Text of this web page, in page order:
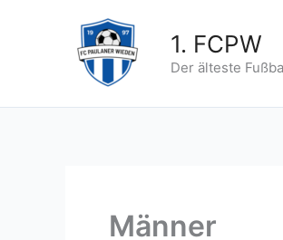
1. FCPW
Der älteste
Männer